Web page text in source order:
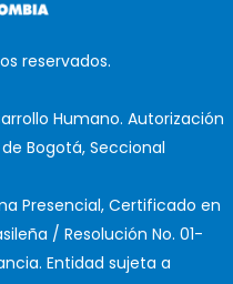
reservados.
Humano. Autorización
Bogotá, Seccional
Presencial, Certificado en
/ Resolución No. 01-
Entidad sujeta a